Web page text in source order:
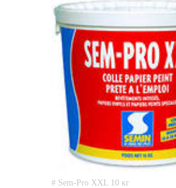
# Sem-Pro XXL 10 кг